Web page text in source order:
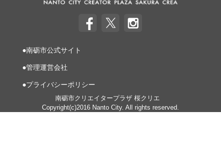
●南砺市公式サイト
●管理運営会社
●プライバシーポリシー
南砺市クリエイタープラザ 桜クリエ
Copyright(c)2016 Nanto City. All rights reserved.